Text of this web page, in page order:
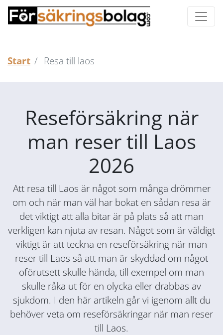
Start Resa till laos
Reseförsäkring när
man reser till Laos
2026
Att resa till Laos är något som många drömmer
om och när man väl har bokat en sådan resa är
det viktigt att alla bitar är på plats så att man
verkligen kan njuta av resan. Något som är väldigt
viktigt är att teckna en reseförsäkring när man
reser till Laos så att man är skyddad om något
oförutsett skulle hända, till exempel om man
skulle råka ut för en olycka eller drabbas av
sjukdom. I den här artikeln går vi igenom allt du
behöver veta om reseförsäkringar när man reser
till Laos.